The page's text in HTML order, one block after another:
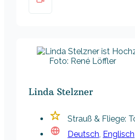
Foto: René Löffler
Linda Stelzner
Strauß & Fliege:
Deutsch, Englisch